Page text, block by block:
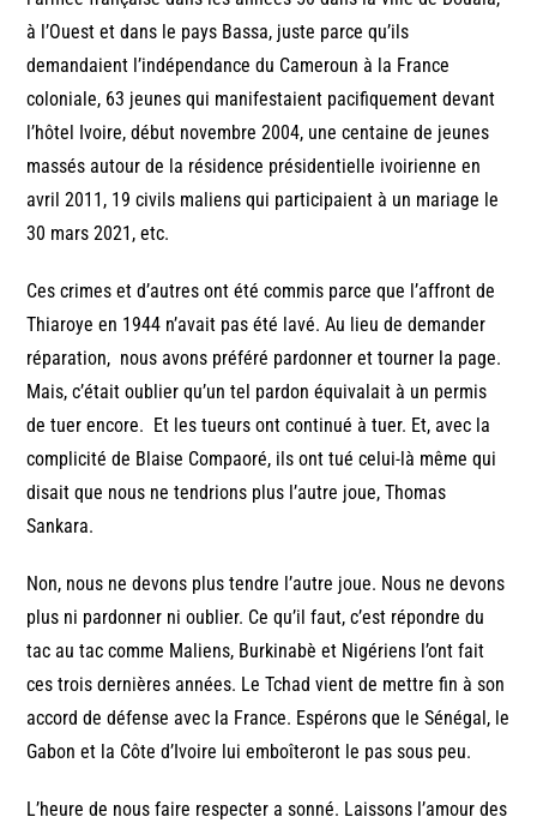
à l’Ouest et dans le pays Bassa, juste parce qu’ils
demandaient l’indépendance du Cameroun à la France
coloniale, 63 jeunes qui manifestaient pacifiquement devant
l’hôtel Ivoire, début novembre 2004, une centaine de jeunes
massés autour de la résidence présidentielle ivoirienne en
avril 2011, 19 civils maliens qui participaient à un mariage le
30 mars 2021, etc.
Ces crimes et d’autres ont été commis parce que l’affront de
Thiaroye en 1944 n’avait pas été lavé. Au lieu de demander
réparation, nous avons préféré pardonner et tourner la page.
Mais, c’était oublier qu’un tel pardon équivalait à un permis
de tuer encore. Et les tueurs ont continué à tuer. Et, avec la
complicité de Blaise Compaoré, ils ont tué celui-là même qui
disait que nous ne tendrions plus l’autre joue, Thomas
Sankara.
Non, nous ne devons plus tendre l’autre joue. Nous ne devons
plus ni pardonner ni oublier. Ce qu’il faut, c’est répondre du
tac au tac comme Maliens, Burkinabè et Nigériens l’ont fait
ces trois dernières années. Le Tchad vient de mettre fin à son
accord de défense avec la France. Espérons que le Sénégal, le
Gabon et la Côte d’Ivoire lui emboîteront le pas sous peu.
L’heure de nous faire respecter a sonné. Laissons l’amour des